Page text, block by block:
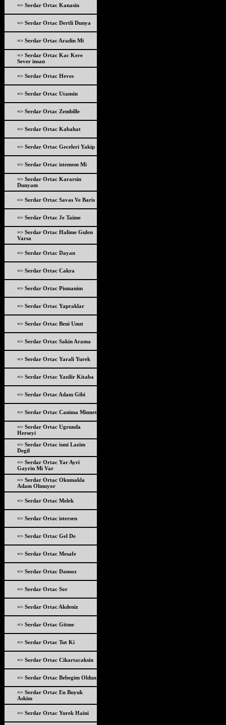
=> Serdar Ortac Kanasin
=> Serdar Ortac Dertli Dunya
=> Serdar Ortac Aradin Mi
=> Serdar Ortac Kac Kere
Sever insan
=> Serdar Ortac Heves
=> Serdar Ortac Utansin
=> Serdar Ortac Zembille
=> Serdar Ortac Kabahat
=> Serdar Ortac Geceleri Yakip
=> Serdar Ortac istemem Mi
=> Serdar Ortac Kararsin
Dunyam
=> Serdar Ortac Savas Ve Baris
=> Serdar Ortac Je Taime
=> Serdar Ortac Halime Gulen
Varsa
=> Serdar Ortac Dayan
=> Serdar Ortac Cakra
=> Serdar Ortac Pismanim
=> Serdar Ortac Yapraklar
=> Serdar Ortac Beni Unut
=> Serdar Ortac Sakin Arama
=> Serdar Ortac Yarali Yurek
=> Serdar Ortac Yazilir Kitaba
=> Serdar Ortac Adam Gibi
=> Serdar Ortac Canima Minnet
=> Serdar Ortac Ugrunda
Herseyi
=> Serdar Ortac ismi Lazim
Degil
=> Serdar Ortac Yar Ayri
Gayrin Mi Var
=> Serdar Ortac Okumakla
Adam Olmuyor
=> Serdar Ortac Melek
=> Serdar Ortac istersen
=> Serdar Ortac Gel De
=> Serdar Ortac Mesafe
=> Serdar Ortac Dansoz
=> Serdar Ortac Sor
=> Serdar Ortac Akdeniz
=> Serdar Ortac Gitme
=> Serdar Ortac Tut Ki
=> Serdar Ortac Cikartacaksin
=> Serdar Ortac Bebegim Oldun
=> Serdar Ortac En Buyuk
Askim
=> Serdar Ortac Yurek Haini